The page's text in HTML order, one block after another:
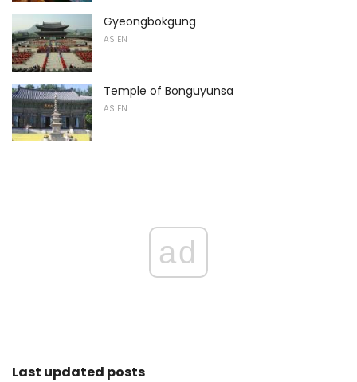
Gyeongbokgung
ASIEN
Temple of Bonguyunsa
ASIEN
ad
Last updated posts